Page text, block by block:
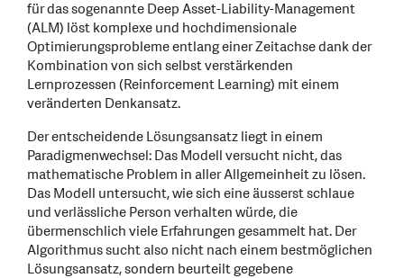
für das sogenannte Deep Asset-Liability-Management
(ALM) löst komplexe und hochdimensionale
Optimierungsprobleme entlang einer Zeitachse dank der
Kombination von sich selbst verstärkenden
Lernprozessen (Reinforcement Learning) mit einem
veränderten Denkansatz.
Der entscheidende Lösungsansatz liegt in einem
Paradigmenwechsel: Das Modell versucht nicht, das
mathematische Problem in aller Allgemeinheit zu lösen.
Das Modell untersucht, wie sich eine äusserst schlaue
und verlässliche Person verhalten würde, die
übermenschlich viele Erfahrungen gesammelt hat. Der
Algorithmus sucht also nicht nach einem bestmöglichen
Lösungsansatz, sondern beurteilt gegebene